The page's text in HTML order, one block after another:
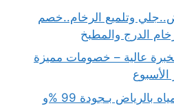
وتلميع الرخام..خصم
عالية – خصومات مميزة
شركة كشف تسربات المياه بالرياض بـجودة 99 %و